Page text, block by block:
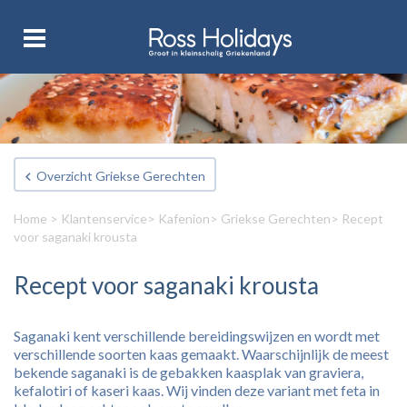
Overzicht Griekse Gerechten
Home > Klantenservice> Kafenion> Griekse Gerechten> Recept
voor saganaki krousta
Recept voor saganaki krousta
Saganaki kent verschillende bereidingswijzen en wordt met
verschillende soorten kaas gemaakt. Waarschijnlijk de meest
bekende saganaki is de gebakken kaasplak van graviera,
kefalotiri of kaseri kaas. Wij vinden deze variant met feta in